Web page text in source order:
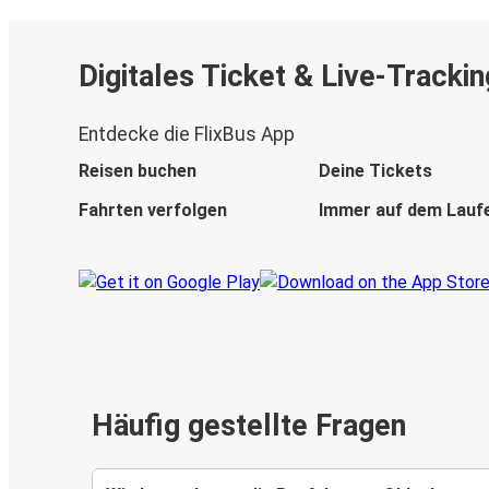
Digitales Ticket & Live-
Entdecke die FlixBus App
Reisen buchen
Deine Tickets
Fahrten verfolgen
Immer auf dem
Häufig gestellte Fragen